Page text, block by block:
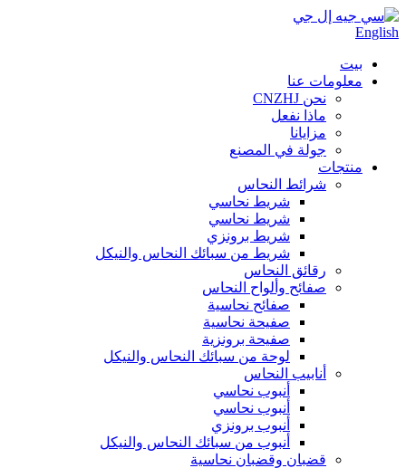
English
بيت
معلومات عنا
نحن CNZHJ
ماذا نفعل
مزايانا
جولة في المصنع
منتجات
شرائط النحاس
شريط نحاسي
شريط نحاسي
شريط برونزي
شريط من سبائك النحاس والنيكل
رقائق النحاس
صفائح وألواح النحاس
صفائح نحاسية
صفيحة نحاسية
صفيحة برونزية
لوحة من سبائك النحاس والنيكل
أنابيب النحاس
أنبوب نحاسي
أنبوب نحاسي
أنبوب برونزي
أنبوب من سبائك النحاس والنيكل
قضبان وقضبان نحاسية